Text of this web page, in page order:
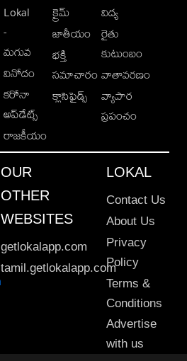
Lokal
-
మగువ
వినోదం
కరోనా
అప్‌డేట్స్
రాజకీయం
క్రైమ్
జాతీయం
భక్తి
సమాచారం
క్లాసిఫైడ్స్
విద్య
రైతు
కుటుంబం
వాతావరణం
వ్యాపార
ప్రపంచం
OUR
OTHER
WEBSITES
getlokalapp.com
tamil.getlokalapp.com
LOKAL
Contact Us
About Us
Privacy
Policy
Terms &
Conditions
Advertise
with us